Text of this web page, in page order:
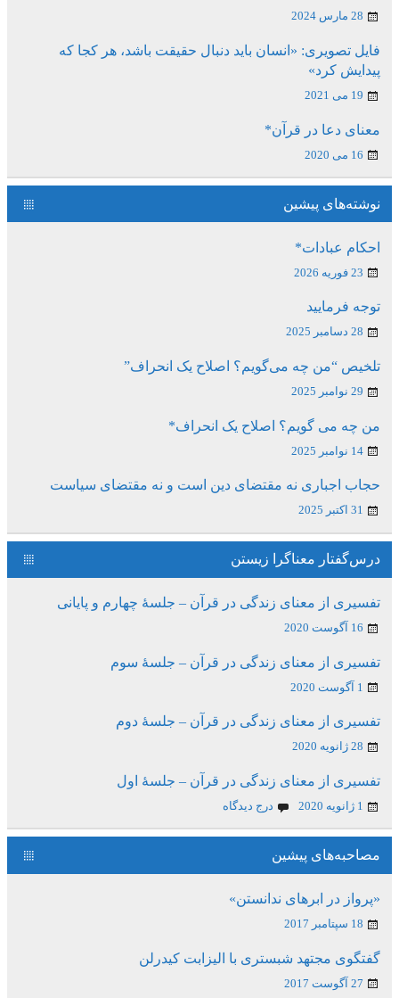
28 مارس 2024
فایل تصویری: «انسان باید دنبال حقیقت باشد، هر کجا که
پیدایش کرد»
19 می 2021
معنای دعا در قرآن*
16 می 2020
نوشته‌های پیشین
احکام عبادات*
23 فوریه 2026
توجه فرمایید
28 دسامبر 2025
تلخیص “من چه می‌گویم؟ اصلاح یک انحراف”
29 نوامبر 2025
من چه می گویم؟ اصلاح یک انحراف*
14 نوامبر 2025
حجاب اجباری نه مقتضای دین است و نه مقتضای سیاست
31 اکتبر 2025
درس‌گفتار معناگرا زیستن
تفسیری از معنای زندگی در قرآن – جلسۀ چهارم و پایانی
16 آگوست 2020
تفسیری از معنای زندگی در قرآن – جلسۀ سوم
1 آگوست 2020
تفسیری از معنای زندگی در قرآن – جلسۀ دوم
28 ژانویه 2020
تفسیری از معنای زندگی در قرآن – جلسۀ اول
1 ژانویه 2020 درج دیدگاه
مصاحبه‌های پیشین
«پرواز در ابرهای ندانستن»
18 سپتامبر 2017
گفتگوی مجتهد شبستری با الیزابت کیدرلن
27 آگوست 2017